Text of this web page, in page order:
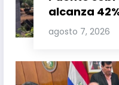
alcanza
trabajos
agosto 7, 2026